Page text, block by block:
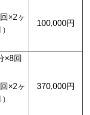
回×2ヶ
100,000円
×8回
回×2ヶ
370,000円